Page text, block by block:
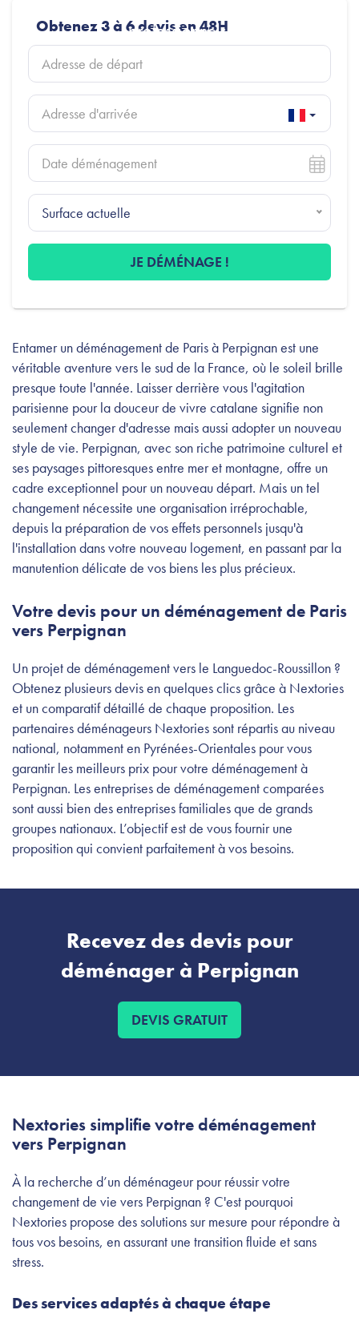
professionnels.
Obtenez 3 à 6 devis en 48H
Surface actuelle
JE DÉMÉNAGE !
Entamer un déménagement de Paris à Perpignan est une
véritable aventure vers le sud de la France, où le soleil brille
presque toute l'année. Laisser derrière vous l'agitation
parisienne pour la douceur de vivre catalane signifie non
seulement changer d'adresse mais aussi adopter un nouveau
style de vie. Perpignan, avec son riche patrimoine culturel et
ses paysages pittoresques entre mer et montagne, offre un
cadre exceptionnel pour un nouveau départ. Mais un tel
changement nécessite une organisation irréprochable,
depuis la préparation de vos effets personnels jusqu'à
l'installation dans votre nouveau logement, en passant par la
manutention délicate de vos biens les plus précieux.
Votre devis pour un déménagement de Paris
vers Perpignan
Un projet de déménagement vers le Languedoc-Roussillon ?
Obtenez plusieurs devis en quelques clics grâce à Nextories
et un comparatif détaillé de chaque proposition. Les
partenaires déménageurs Nextories sont répartis au niveau
national, notamment en Pyrénées-Orientales pour vous
garantir les meilleurs prix pour votre déménagement à
Perpignan. Les entreprises de déménagement comparées
sont aussi bien des entreprises familiales que de grands
groupes nationaux. L’objectif est de vous fournir une
proposition qui convient parfaitement à vos besoins.
Recevez des devis pour
déménager à Perpignan
DEVIS GRATUIT
Nextories simplifie votre déménagement
vers Perpignan
À la recherche d’un déménageur pour réussir votre
changement de vie vers Perpignan ? C'est pourquoi
Nextories propose des solutions sur mesure pour répondre à
tous vos besoins, en assurant une transition fluide et sans
stress.
Des services adaptés à chaque étape